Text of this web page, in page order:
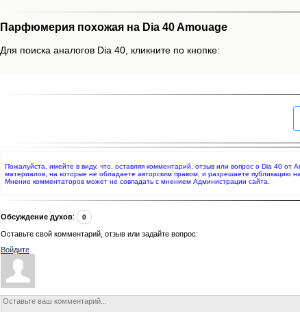
Парфюмерия похожая на Dia 40 Amouage
Для поиска аналогов Dia 40, кликните по кнопке:
Пожалуйста, имейте в виду, что, оставляя комментарий, отзыв или вопрос о Dia 40
материалов, на которые не обладаете авторским правом, и разрешаете публикацию
Мнение комментаторов может не совпадать с мнением Администрации сайта.
Обсуждение духов: 0
Оставьте свой комментарий, отзыв или задайте вопрос:
Войдите